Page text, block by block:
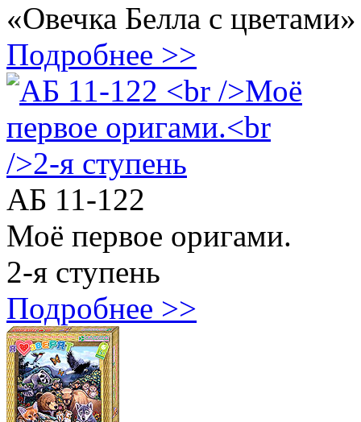
«Овечка Белла с цветами»
Подробнее >>
АБ 11-122
Моё первое оригами.
2-я ступень
Подробнее >>